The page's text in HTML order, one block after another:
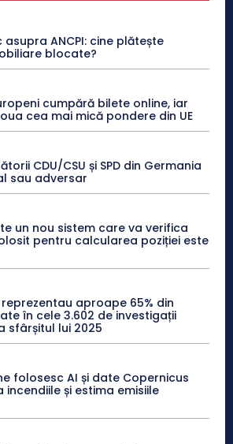
ANCPI: cine plătește
blocate?
cumpără bilete online, iar
cea mai mică pondere din UE
CDU/CSU și SPD din Germania
sau adversar
un nou sistem care va verifica
pentru calcularea poziției este
reprezentau aproape 65% din
în cele 3.602 de investigații
sfârșitul lui 2025
folosesc AI și date Copernicus
și estima emisiile